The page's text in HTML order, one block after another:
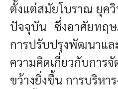
ตั้งแต่สมัยโบราณ ยุค
ปัจจุบัน ซึ่งอาศัยทฤ
การปรับปรุงพัฒนาแล
ความคิดเกี่ยวกับการจั
ขว้างยิ่งขึ้น การบริหา